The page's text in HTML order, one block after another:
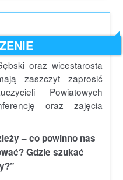
oraz wicestarosta
zaszczyt zaprosić
Powiatowych
oraz zajęcia
– co powinno nas
Gdzie szukać